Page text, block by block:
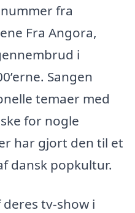
fra
Fra Angora,
i
Sangen
temaer med
for nogle
har gjort den til et
dansk popkultur.
tv-show i